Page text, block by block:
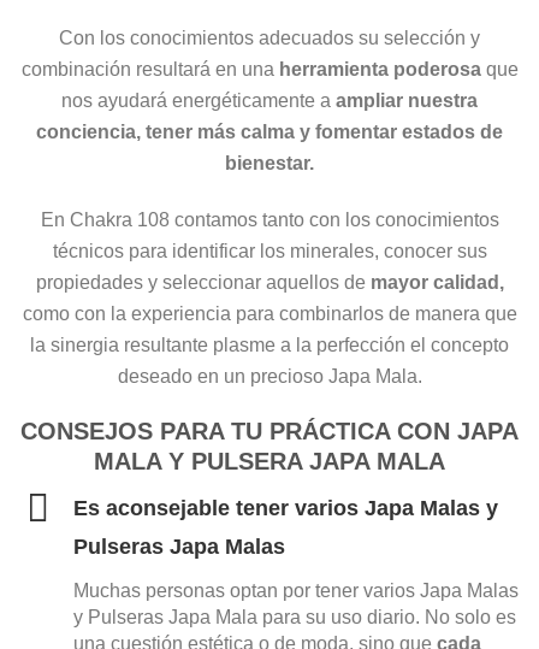
Con los conocimientos adecuados su selección y
combinación resultará en una herramienta poderosaque
nos ayudará energéticamente a ampliar nuestra
conciencia, tener más calma y fomentar estados de
bienestar.
En Chakra 108 contamos tanto con los conocimientos
técnicos para identificar los minerales, conocer sus
propiedades y seleccionar aquellos de mayor calidad,
como con la experiencia para combinarlos de manera que
la sinergia resultante plasme a la perfección el concepto
deseado en un precioso Japa Mala.
CONSEJOS PARA TU PRÁCTICA CON JAPA
MALA Y PULSERA JAPA MALA
Es aconsejable tener varios Japa Malas y
Pulseras Japa Malas
Muchas personas optan por tener varios Japa Malas
y Pulseras Japa Mala para su uso diario. No solo es
una cuestión estética o de moda, sino que cada